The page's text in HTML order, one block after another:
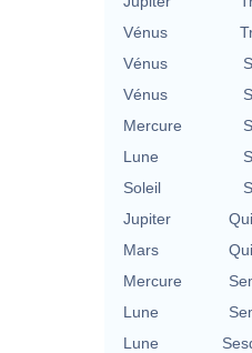
Vénus
Vénus
Vénus
Mercure
Lune
Soleil
Jupiter
Mars
Mercure
Lune
Lune